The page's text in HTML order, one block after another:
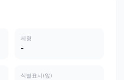
제형
-
식별표시(앞)